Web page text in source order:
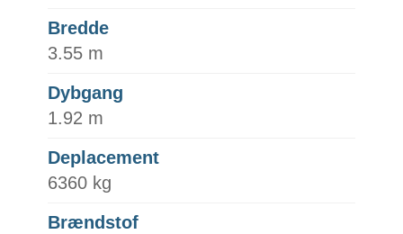
Bredde
3.55 m
Dybgang
1.92 m
Deplacement
6360 kg
Brændstof